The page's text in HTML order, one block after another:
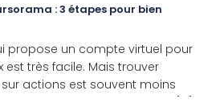
: 3 étapes pour bien
propose un compte virtuel pour
est très facile. Mais trouver
actions est souvent moins
vous apprendrez comment [...]